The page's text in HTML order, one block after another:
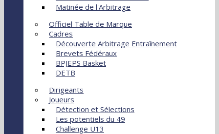
Matinée de l'Arbitrage
Officiel Table de Marque
Cadres
Découverte Arbitrage Entraînement
Brevets Fédéraux
BPJEPS Basket
DETB
Dirigeants
Joueurs
Détection et Sélections
Les potentiels du 49
Challenge U13